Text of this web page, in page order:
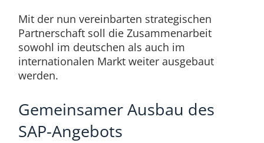
Mit der nun vereinbarten strategischen
Partnerschaft soll die Zusammenarbeit
sowohl im deutschen als auch im
internationalen Markt weiter ausgebaut
werden.
Gemeinsamer Ausbau des
SAP-Angebots